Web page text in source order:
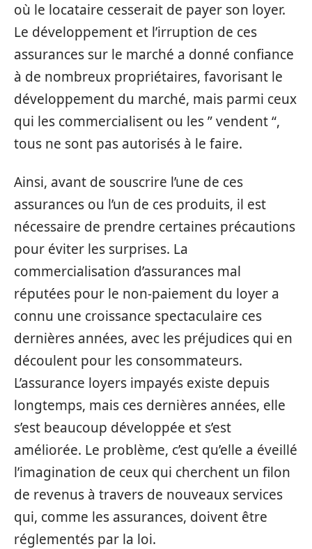
où le locataire cesserait de payer son loyer.
Le développement et l’irruption de ces
assurances sur le marché a donné confiance
à de nombreux propriétaires, favorisant le
développement du marché, mais parmi ceux
qui les commercialisent ou les ” vendent “,
tous ne sont pas autorisés à le faire.
Ainsi, avant de souscrire l’une de ces
assurances ou l’un de ces produits, il est
nécessaire de prendre certaines précautions
pour éviter les surprises. La
commercialisation d’assurances mal
réputées pour le non-paiement du loyer a
connu une croissance spectaculaire ces
dernières années, avec les préjudices qui en
découlent pour les consommateurs.
L’assurance loyers impayés existe depuis
longtemps, mais ces dernières années, elle
s’est beaucoup développée et s’est
améliorée. Le problème, c’est qu’elle a éveillé
l’imagination de ceux qui cherchent un filon
de revenus à travers de nouveaux services
qui, comme les assurances, doivent être
réglementés par la loi.